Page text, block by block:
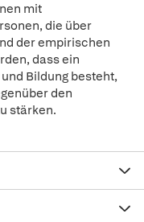
mit
die über
der empirischen
dass ein
Bildung besteht,
den
stärken.